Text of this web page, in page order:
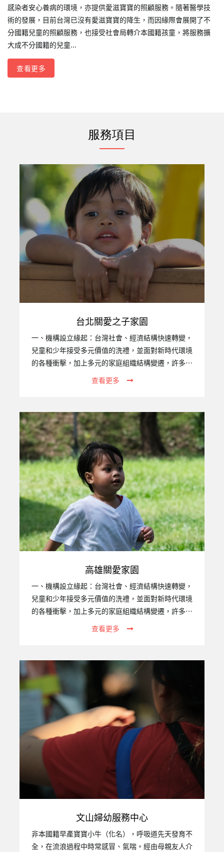
感染者安心養病的環境，亦提供愛滋寶寶的照顧服務。隨著醫學技
術的發展，目前台灣已沒有愛滋寶寶的降生，而因緣際會展開了不
分國籍兒童的照顧服務，也接受社會局轉介本國籍孩童，將服務擴
大成不分國籍的兒童...
查看更多
服務項目
台北關愛之子家園
一、機構設立緣起：台灣社會、經濟結構快速轉變，
兒童和少年接受多元價值的洗禮，並面對新時代環境
的各種衝擊，加上多元的家庭組織結構變遷，許多家
庭原本的功能銳減，不但無法承擔保護、教養子女之
以擔負育兒照顧的家庭功能已漸顯不足，再加上台灣
近年失業率、自殺率偏高，除了對家庭內之兒童少年
造成很大影響外，也衍生出許多破碎、失去功能的家
庭和失親無依的兒童，以及因毒癮而感染愛滋，甚至
禍及下一代的高風險家庭，社團法人台灣關愛之家協
會高雄婦幼部，94年便開始照顧遭受困境的婦女、兒
童，2011年11月成立的『…
查看更多
高雄關愛家園
一、機構設立緣起：台灣社會、經濟結構快速轉變，
兒童和少年接受多元價值的洗禮，並面對新時代環境
的各種衝擊，加上多元的家庭組織結構變遷，許多家
庭原本的功能銳減，不但無法承擔保護、教養子女之
職責，甚至成為侵害子女的源頭。【財團法人台灣關
輕社會負擔。二、機構設立宗旨：不分年齡、性別、
種族、國籍與宗教，提供安置服務、照顧、心理輔
導、生活補助，讓收容者都能感受到家的溫暖與生命
的尊嚴。以尊重和關懷延續家庭的溫暖，提供孩子們
更適切的專業服務，讓失家的孩子們能揮別陰霾、接
納自己並關愛別人。三、服務對象：提供床0至6歲幼
兒，一共12個床位。四、服務項目：生活照護：…
查看更多
文山婦幼服務中心
非本國籍早產寶寶小牛（化名），呼吸道先天發育不
全，在流浪過程中時常感冒、氣喘。經由母親友人介